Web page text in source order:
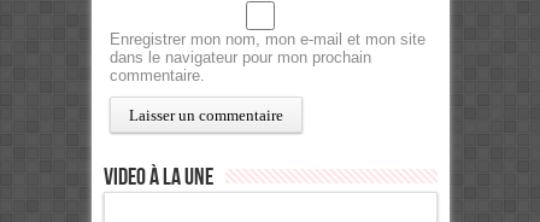
Enregistrer mon nom, mon e-mail et mon site
dans le navigateur pour mon prochain
commentaire.
Video à la Une